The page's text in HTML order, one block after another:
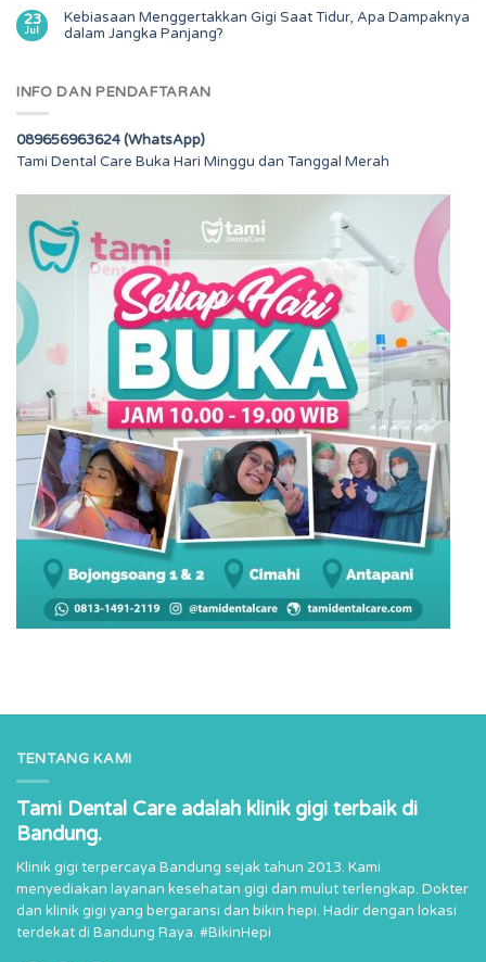
23
Jul
Kebiasaan Menggertakkan Gigi Saat Tidur, Apa Dampaknya
dalam Jangka Panjang?
INFO DAN PENDAFTARAN
089656963624 (WhatsApp)
Tami Dental Care Buka Hari Minggu dan Tanggal Merah
TENTANG KAMI
Tami Dental Care adalah klinik gigi terbaik di
Bandung.
Klinik gigi terpercaya Bandung sejak tahun 2013. Kami
menyediakan layanan kesehatan gigi dan mulut terlengkap. Dokter
dan klinik gigi yang bergaransi dan bikin hepi. Hadir dengan lokasi
terdekat di Bandung Raya. #BikinHepi